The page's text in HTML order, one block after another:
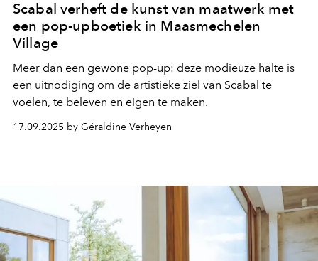
Scabal verheft de kunst van maatwerk met
een pop-upboetiek in Maasmechelen
Village
Meer dan een gewone pop-up: deze modieuze halte is
een uitnodiging om de artistieke ziel van Scabal te
voelen, te beleven en eigen te maken.
17.09.2025 by Géraldine Verheyen